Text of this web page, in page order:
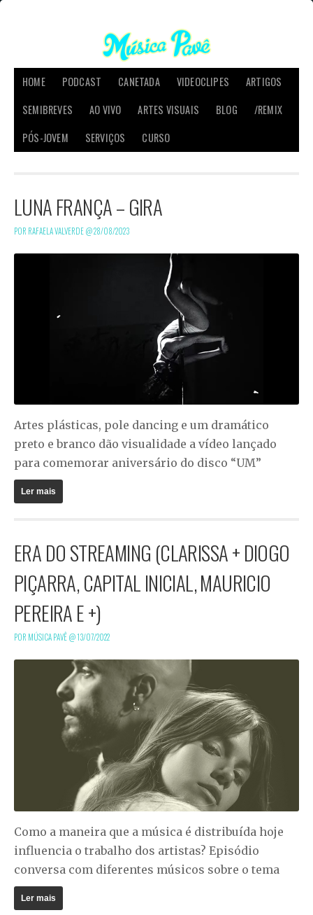
HOME PODCAST CANETADA VIDEOCLIPES
ARTIGOS
SEMIBREVES
AO VIVO ARTES VISUAIS BLOG
/REMIX
PÓS-JOVEM
SERVIÇOS CURSO
LUNA FRANÇA – GIRA
POR RAFAELA VALVERDE @28/08/2023
Artes plásticas, pole dancing e um dramático
preto e branco dão visualidade a vídeo lançado
para comemorar aniversário do disco “UM”
Ler mais
ERA DO STREAMING (CLARISSA + DIOGO
PIÇARRA, CAPITAL INICIAL, MAURICIO
PEREIRA E +)
POR MÚSICA PAVÊ @13/07/2022
Como a maneira que a música é distribuída hoje
influencia o trabalho dos artistas? Episódio
conversa com diferentes músicos sobre o tema
Ler mais